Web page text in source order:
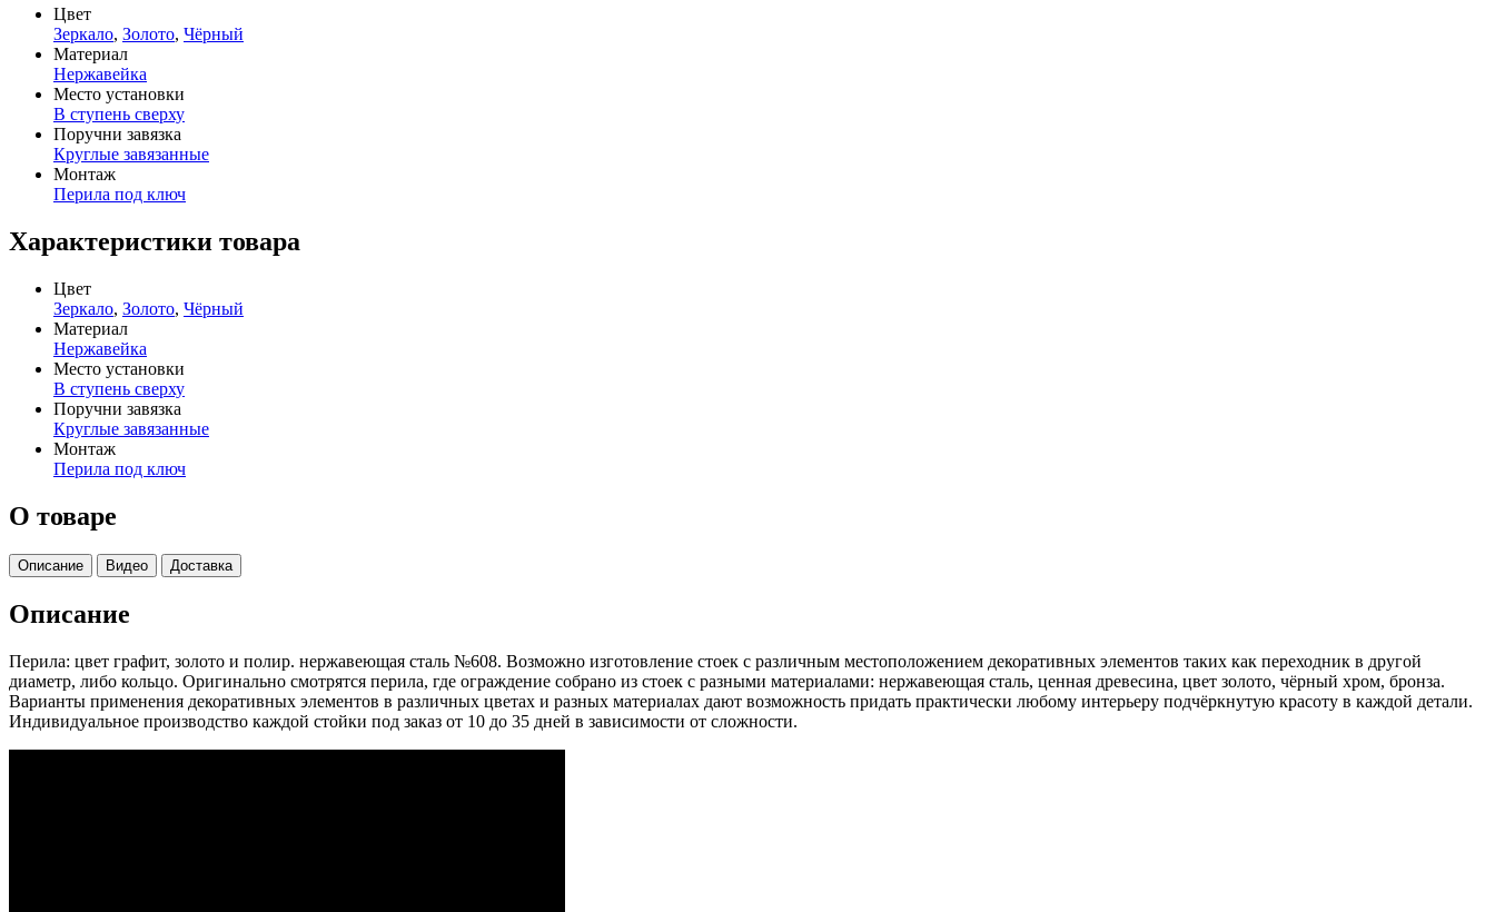
Цвет
Зеркало, Золото, Чёрный
Материал
Нержавейка
Место установки
В ступень сверху
Поручни завязка
Круглые завязанные
Монтаж
Перила под ключ
Характеристики товара
Цвет
Зеркало, Золото, Чёрный
Материал
Нержавейка
Место установки
В ступень сверху
Поручни завязка
Круглые завязанные
Монтаж
Перила под ключ
О товаре
Описание Видео Доставка
Описание
Перила: цвет графит, золото и полир. нержавеющая сталь №608. Возможно изготовление стоек с различным местоположением декоративных элементов таких как переходник в другой
диаметр, либо кольцо. Оригинально смотрятся перила, где ограждение собрано из стоек с разными материалами: нержавеющая сталь, ценная древесина, цвет золото, чёрный хром, бронза.
Варианты применения декоративных элементов в различных цветах и разных материалах дают возможность придать практически любому интерьеру подчёркнутую красоту в каждой детали.
Индивидуальное производство каждой стойки под заказ от 10 до 35 дней в зависимости от сложности.